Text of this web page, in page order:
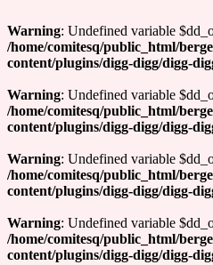
Warning: Undefined variable
/home/comitesq/public_html/
content/plugins/digg-digg/digg-
Warning: Undefined variable
/home/comitesq/public_html/
content/plugins/digg-digg/digg-
Warning: Undefined variable
/home/comitesq/public_html/
content/plugins/digg-digg/digg-
Warning: Undefined variable
/home/comitesq/public_html/
content/plugins/digg-digg/digg-